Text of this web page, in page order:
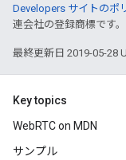
Developers サイトのポ
連会社の登録商標です。
最終更新日 2019-05-28
Key topics
WebRTC on MDN
サンプル